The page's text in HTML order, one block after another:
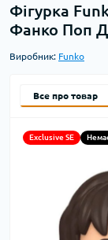
Фігурка
Фанко Поп
Виробник: Funko
Все про товар
Exclusive SE